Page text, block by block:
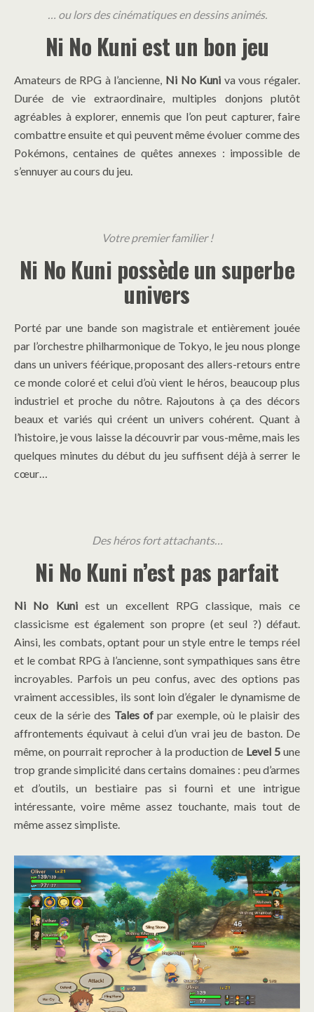
… ou lors des cinématiques en dessins animés.
Ni No Kuni est un bon jeu
Amateurs de RPG à l’ancienne, Ni No Kuni va vous régaler.
Durée de vie extraordinaire, multiples donjons plutôt
agréables à explorer, ennemis que l’on peut capturer, faire
combattre ensuite et qui peuvent même évoluer comme des
Pokémons, centaines de quêtes annexes : impossible de
s’ennuyer au cours du jeu.
Votre premier familier !
Ni No Kuni possède un superbe
univers
Porté par une bande son magistrale et entièrement jouée
par l’orchestre philharmonique de Tokyo, le jeu nous plonge
dans un univers féérique, proposant des allers-retours entre
ce monde coloré et celui d’où vient le héros, beaucoup plus
industriel et proche du nôtre. Rajoutons à ça des décors
beaux et variés qui créent un univers cohérent. Quant à
l’histoire, je vous laisse la découvrir par vous-même, mais les
quelques minutes du début du jeu suffisent déjà à serrer le
cœur…
Des héros fort attachants…
Ni No Kuni n’est pas parfait
Ni No Kuniest un excellent RPG classique, mais ce
classicisme est également son propre (et seul ?) défaut.
Ainsi, les combats, optant pour un style entre le temps réel
et le combat RPG à l’ancienne, sont sympathiques sans être
incroyables. Parfois un peu confus, avec des options pas
vraiment accessibles, ils sont loin d’égaler le dynamisme de
ceux de la série des Tales of par exemple, où le plaisir des
affrontements équivaut à celui d’un vrai jeu de baston. De
même, on pourrait reprocher à la production de Level 5 une
trop grande simplicité dans certains domaines : peu d’armes
et d’outils, un bestiaire pas si fourni et une intrigue
intéressante, voire même assez touchante, mais tout de
même assez simpliste.